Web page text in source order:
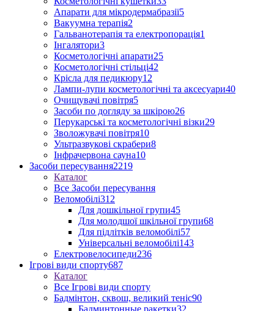
Апарати для мікродермабразії5
Вакуумна терапія2
Гальванотерапія та електропорація1
Інгалятори3
Косметологічні апарати25
Косметологічні стільці42
Крісла для педикюру12
Лампи-лупи косметологічні та аксесуари40
Очищувачі повітря5
Засоби по догляду за шкірою26
Перукарські та косметологічні візки29
Зволожувачі повітря10
Ультразвукові скрабери8
Інфрачервона сауна10
Засоби пересування2219
Каталог
Все Засоби пересування
Веломобілі312
Для дошкільної групи45
Для молодшої шкільної групи68
Для підлітків веломобілі57
Універсальні веломобілі143
Електровелосипеди236
Ігрові види спорту687
Каталог
Все Ігрові види спорту
Бадмінтон, сквош, великий теніс90
Бадминтонные ракетки32